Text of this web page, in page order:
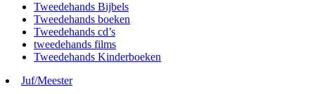
Tweedehands Bijbels
Tweedehands boeken
Tweedehands cd’s
tweedehands films
Tweedehands Kinderboeken
Juf/Meester